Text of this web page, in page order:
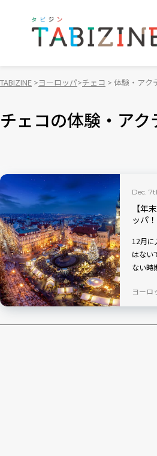
TABIZINE ヨーロッパ チェコ 体験・アク
チェコの体験・ア
Dec.
【年
ッパ
12月に
はない
ない時
れてい
紹介し
ヨーロ